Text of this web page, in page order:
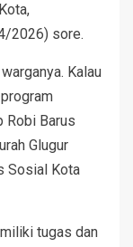
2026) sore.
Kalau
Robi Barus
Glugur
Sosial Kota
tugas dan